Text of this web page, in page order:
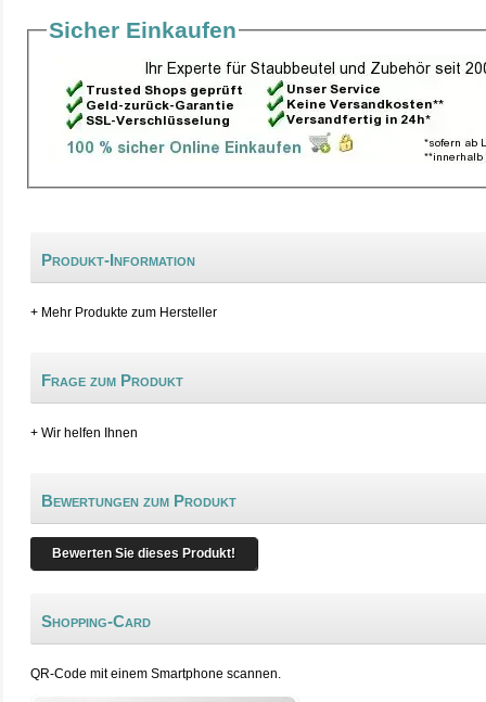
Sicher Einkaufen
Produkt-Information
+ Mehr Produkte zum Hersteller
Frage zum Produkt
+ Wir helfen Ihnen
Bewertungen zum Produkt
Bewerten Sie dieses Produkt!
Shopping-Card
QR-Code mit einem Smartphone scannen.